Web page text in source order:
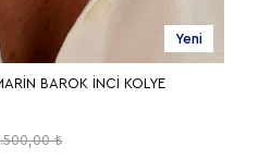
Yeni
BAROK İNCİ KOLYE
₺